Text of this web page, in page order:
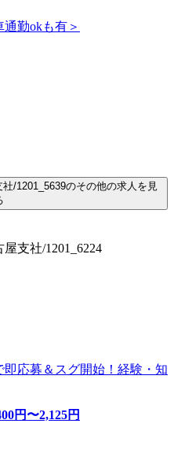
勤okも有＞
/1201_5639のその他の求人を見
支社/1201_6224
即応募＆スグ開始！経験・知
円〜2,125円